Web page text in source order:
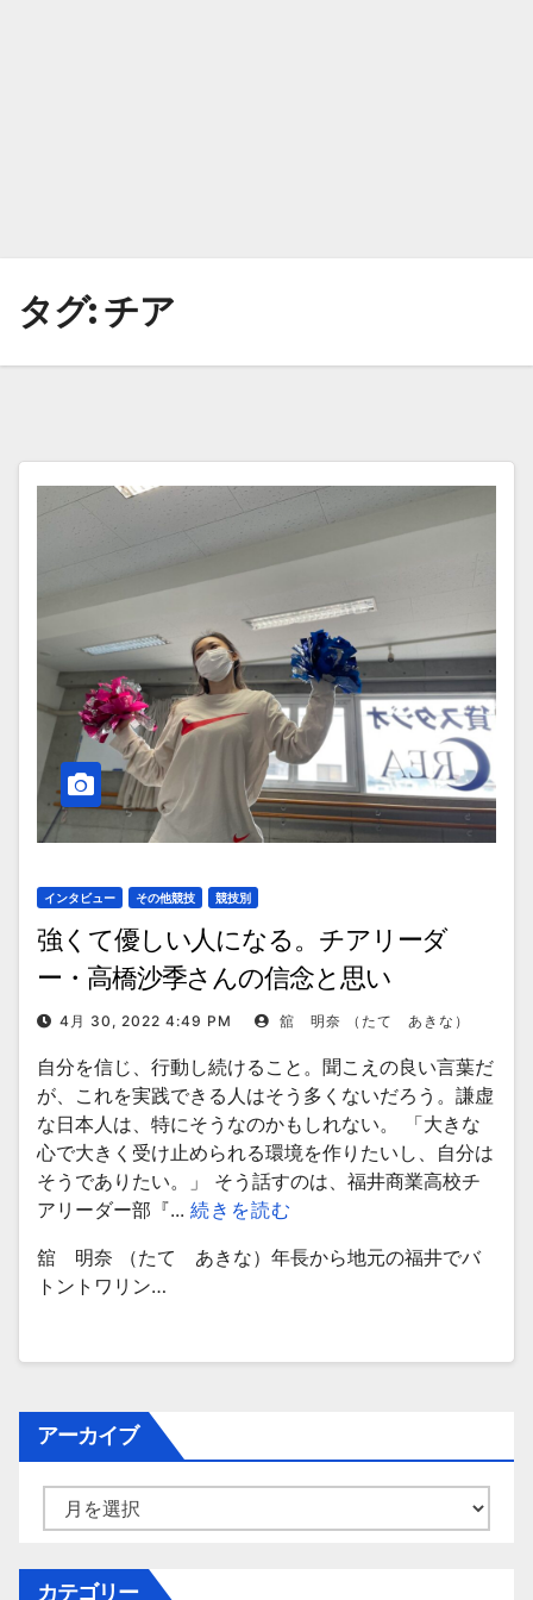
タグ:チア
インタビュー その他競技 競技別
強くて優しい人になる。チアリーダ
ー・高橋沙季さんの信念と思い
4月 30, 2022 4:49 PM 舘 明奈 （たて あきな）
自分を信じ、行動し続けること。聞こえの良い言葉だ
が、これを実践できる人はそう多くないだろう。謙虚
な日本人は、特にそうなのかもしれない。 「大きな
心で大きく受け止められる環境を作りたいし、自分は
そうでありたい。」 そう話すのは、福井商業高校チ
アリーダー部『... 続きを読む
舘 明奈 （たて あきな）年長から地元の福井でバ
トントワリン…
アーカイブ
ー
イ
カテゴリー